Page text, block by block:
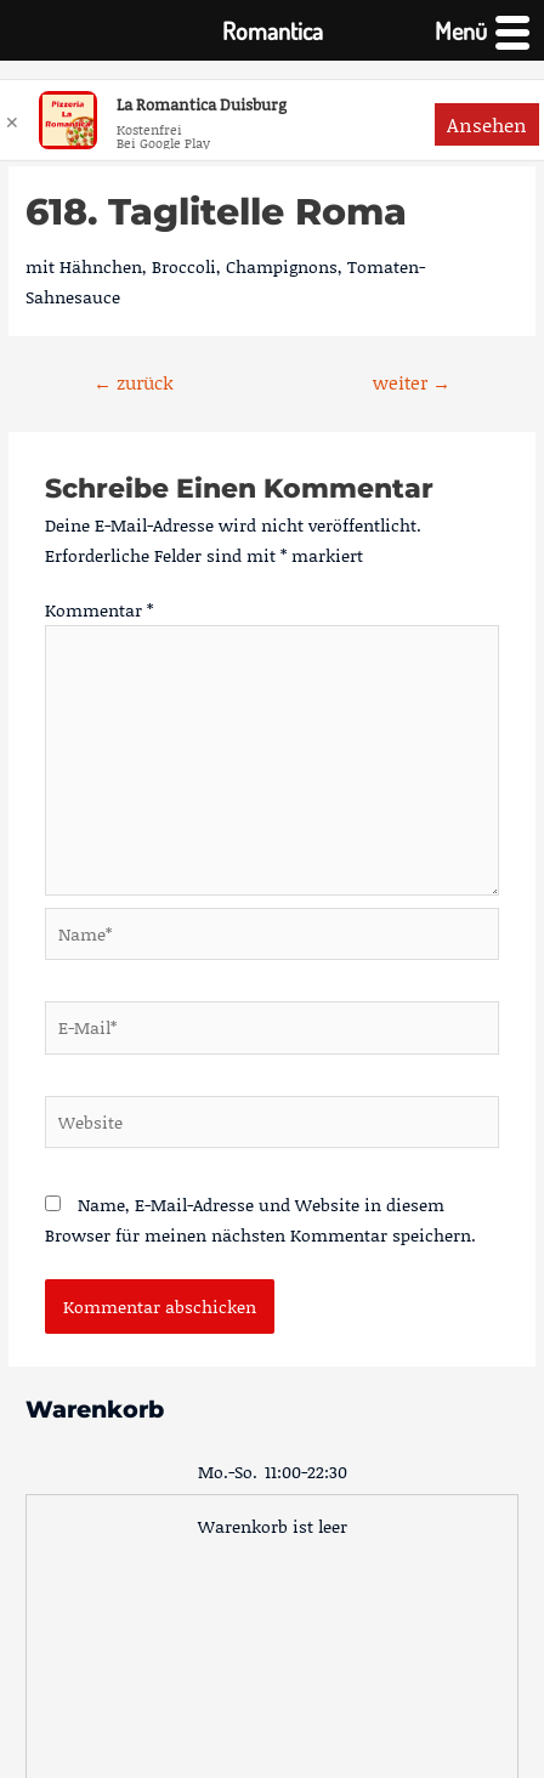
Zum
springen
618. Taglitelle Roma
mit Hähnchen, Broccoli, Champignons, Tomaten-
Sahnesauce
Beitragsnavigation
← zurück weiter →
Schreibe Einen Kommentar
Deine E-Mail-Adresse wird nicht veröffentlicht.
Erforderliche Felder sind mit*markiert
Kommentar*
Website
Name, E-Mail-Adresse und Website in diesem
Browser für meinen nächsten Kommentar speichern.
Warenkorb
Mo.-So. 11:00-22:30
Warenkorb ist leer
Romantica Menü
✕
La Romantica Duisburg
Kostenfrei
Bei Google Play
Ansehen